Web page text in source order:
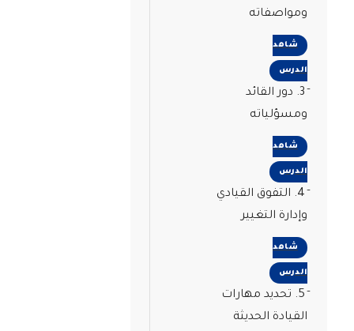
ومواصفاته
شاهد
الدرس
3. دور القائد
ومسؤلياته
شاهد
الدرس
4. التفوق القيادي
وإدارة التغيير
شاهد
الدرس
5. تحديد مهارات
القيادة الحديثة